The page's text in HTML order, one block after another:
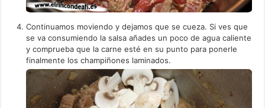
Continuamos moviendo y dejamos que se cueza. Si ves que
se va consumiendo la salsa añades un poco de agua caliente
y comprueba que la carne esté en su punto para ponerle
finalmente los champiñones laminados.